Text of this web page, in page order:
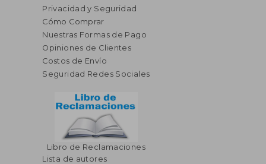
Privacidad y Seguridad
Cómo Comprar
Nuestras Formas de Pago
Opiniones de Clientes
Costos de Envío
Seguridad Redes Sociales
Libro de Reclamaciones
Lista de autores